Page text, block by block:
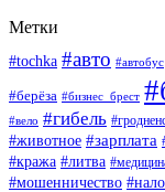
Метки
#tochka #авто #автобус
#берёза #бизнес_брест
#вело #гибель
#животное #зарплата
#кража #литва
#мошенничество